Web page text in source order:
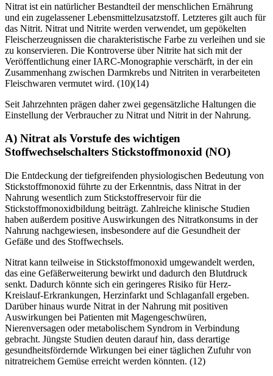
Nitrat ist ein natürlicher Bestandteil der menschlichen Ernährung
und ein zugelassener Lebensmittelzusatzstoff. Letzteres gilt auch für
das Nitrit. Nitrat und Nitrite werden verwendet, um gepökelten
Fleischerzeugnissen die charakteristische Farbe zu verleihen und sie
zu konservieren. Die Kontroverse über Nitrite hat sich mit der
Veröffentlichung einer IARC-Monographie verschärft, in der ein
Zusammenhang zwischen Darmkrebs und Nitriten in verarbeiteten
Fleischwaren vermutet wird. (10)(14)
Seit Jahrzehnten prägen daher zwei gegensätzliche Haltungen die
Einstellung der Verbraucher zu Nitrat und Nitrit in der Nahrung.
A) Nitrat als Vorstufe des wichtigen
Stoffwechselschalters Stickstoffmonoxid (NO)
Die Entdeckung der tiefgreifenden physiologischen Bedeutung von
Stickstoffmonoxid führte zu der Erkenntnis, dass Nitrat in der
Nahrung wesentlich zum Stickstoffreservoir für die
Stickstoffmonoxidbildung beiträgt. Zahlreiche klinische Studien
haben außerdem positive Auswirkungen des Nitratkonsums in der
Nahrung nachgewiesen, insbesondere auf die Gesundheit der
Gefäße und des Stoffwechsels.
Nitrat kann teilweise in Stickstoffmonoxid umgewandelt werden,
das eine Gefäßerweiterung bewirkt und dadurch den Blutdruck
senkt. Dadurch könnte sich ein geringeres Risiko für Herz-
Kreislauf-Erkrankungen, Herzinfarkt und Schlaganfall ergeben.
Darüber hinaus wurde Nitrat in der Nahrung mit positiven
Auswirkungen bei Patienten mit Magengeschwüren,
Nierenversagen oder metabolischem Syndrom in Verbindung
gebracht. Jüngste Studien deuten darauf hin, dass derartige
gesundheitsfördernde Wirkungen bei einer täglichen Zufuhr von
nitratreichem Gemüse erreicht werden könnten. (12)